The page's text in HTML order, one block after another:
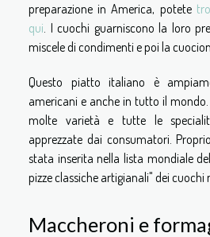
preparazione in America, potete
qui. I cuochi guarniscono la loro
miscele di condimenti e poi la
Questo piatto italiano è
americani e anche in tutto il
molte varietà e tutte le
apprezzate dai consumatori.
stata inserita nella lista mondiale
pizze classiche artigianali" dei cuochi
Maccheroni e